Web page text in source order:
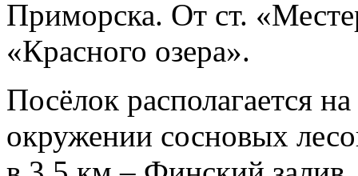
Приморска. От ст.
«Красного озера».
Посёлок располагается
окружении сосновых